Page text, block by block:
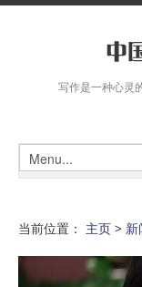
写作是一种心灵
当前位置： 主页 > 新